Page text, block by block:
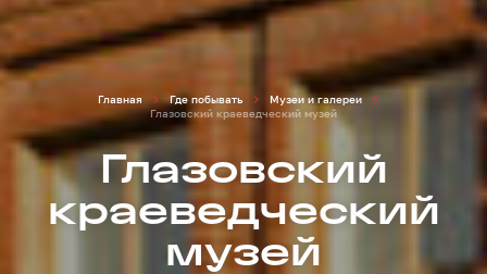
Главная Где побывать
Музеи и галереи
Глазовский краеведческий музей
Глазовский
краеведческий
музей